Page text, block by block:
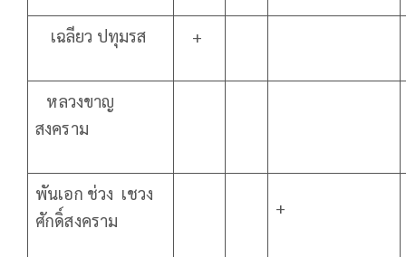
เฉลียว ปทุมรส +
หลวงขาญ
สงคราม
พันเอก ช่วง เชวง
ศักดิ์สงคราม
+